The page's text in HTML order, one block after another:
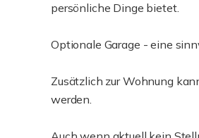
persönliche Dinge bietet.
Optionale Garage - eine
Zusätzlich zur Wohnung
werden.